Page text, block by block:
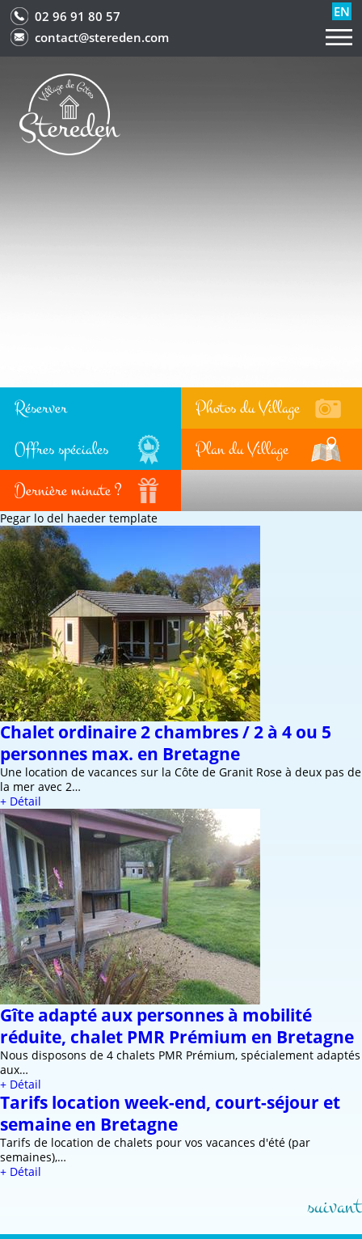
02 96 91 80 57
contact@stereden.com
EN
Réserver
Photos du Village
Offres spéciales
Plan du Village
Dernière minute ?
Pegar lo del haeder template
Chalet ordinaire 2 chambres / 2 à 4 ou 5
personnes max. en Bretagne
Une location de vacances sur la Côte de Granit Rose à deux pas de
la mer avec 2…
+ Détail
Gîte adapté aux personnes à mobilité
réduite, chalet PMR Prémium en Bretagne
Nous disposons de 4 chalets PMR Prémium, spécialement adaptés
aux…
+ Détail
Tarifs location week-end, court-séjour et
semaine en Bretagne
Tarifs de location de chalets pour vos vacances d'été (par
semaines),…
+ Détail
suivant